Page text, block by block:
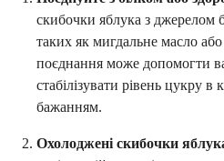
скибочки яблука з джерелом
таких як мигдальне масло
поєднання може допомогти
стабілізувати рівень цукру в
бажанням.
Охолоджені скибочки